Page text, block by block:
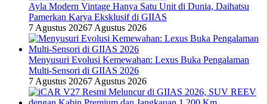
Ayla Modern Vintage Hanya Satu Unit di Dunia, Daihatsu
Pamerkan Karya Eksklusif di GIIAS
7 Agustus 20267 Agustus 2026
Menyusuri Evolusi Kemewahan: Lexus Buka Pengalaman
Multi-Sensori di GIIAS 2026
7 Agustus 20267 Agustus 2026